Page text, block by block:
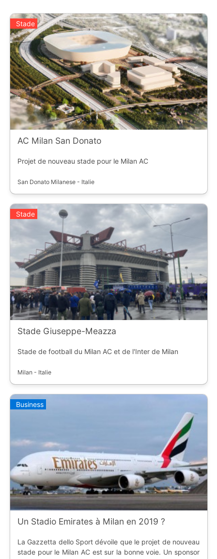
Stade
AC Milan San Donato
Projet de nouveau stade pour le Milan AC
San Donato Milanese - Italie
Stade
Stade Giuseppe-Meazza
Stade de football du Milan AC et de l'Inter de Milan
Milan - Italie
Business
Un Stadio Emirates à Milan en 2019 ?
La Gazzetta dello Sport dévoile que le projet de nouveau
stade pour le Milan AC est sur la bonne voie. Un sponsor